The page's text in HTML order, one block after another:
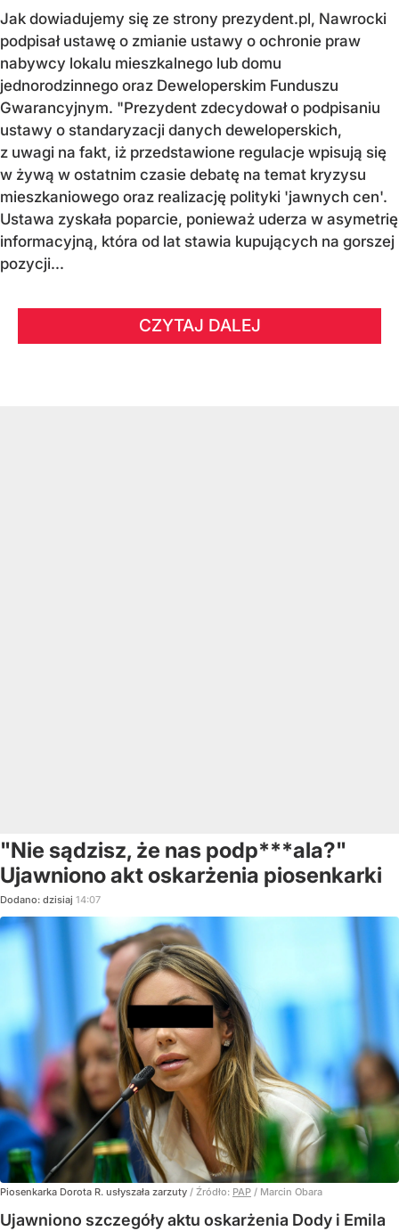
Jak dowiadujemy się ze strony prezydent.pl, Nawrocki
podpisał ustawę o zmianie ustawy o ochronie praw
nabywcy lokalu mieszkalnego lub domu
jednorodzinnego oraz Deweloperskim Funduszu
Gwarancyjnym. "Prezydent zdecydował o podpisaniu
ustawy o standaryzacji danych deweloperskich,
z uwagi na fakt, iż przedstawione regulacje wpisują się
w żywą w ostatnim czasie debatę na temat kryzysu
mieszkaniowego oraz realizację polityki 'jawnych cen'.
Ustawa zyskała poparcie, ponieważ uderza w asymetrię
informacyjną, która od lat stawia kupujących na gorszej
pozycji...
CZYTAJ DALEJ
"Nie sądzisz, że nas podp***ala?"
Ujawniono akt oskarżenia piosenkarki
Dodano: dzisiaj 14:07
Piosenkarka Dorota R. usłyszała zarzuty / Źródło: PAP / Marcin Obara
Ujawniono szczegóły aktu oskarżenia Dody i Emila